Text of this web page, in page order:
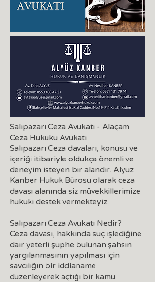
Salıpazarı Ceza Avukatı - Alaçam
Ceza Hukuku Avukatı
Salıpazarı Ceza davaları, konusu ve
içeriği itibariyle oldukça önemli ve
deneyim isteyen bir alandır. Alyüz
Kanber Hukuk Bürosu olarak ceza
davası alanında siz müvekkillerimize
hukuki destek vermekteyiz.
Salıpazarı Ceza Avukatı Nedir?
Ceza davası, hakkında suç işlediğine
dair yeterli şüphe bulunan şahsın
yargılanmasının yapılması için
savcılığın bir iddianame
düzenleyerek açtığı bir kamu